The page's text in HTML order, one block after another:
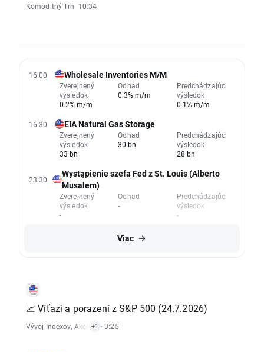
Komoditný Trh· 10:34
16:00 Wholesale Inventories M/M
Zverejnený
výsledok
0.2% m/m
Odhad
0.3% m/m
Predchádzajúci
výsledok
0.1% m/m
16:30 EIA Natural Gas Storage
Zverejnený
výsledok
33 bn
Odhad
30 bn
Predchádzajúci
výsledok
28 bn
23:30
Wystąpienie szefa Fed z St. Louis (Alberto
Musalem)
Zverejnený
výsledok
-
Odhad
-
Predchádzajúci
výsledok
-
Viac
📈 Víťazi a porazení z S&P 500 (24.7.2026)
Vývoj Indexov, Akciový Trh
+1 · 9:25